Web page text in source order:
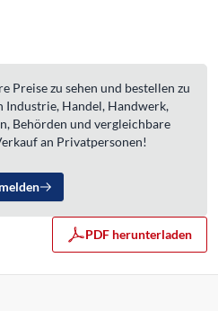
Preise zu sehen und bestellen zu
Industrie, Handel, Handwerk,
Behörden und vergleichbare
an Privatpersonen!
PDF herunterladen